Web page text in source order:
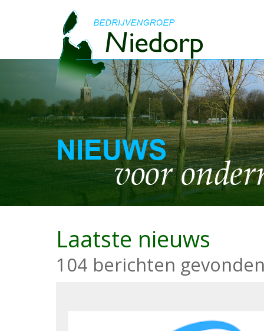
Laatste nieuws
104 berichten